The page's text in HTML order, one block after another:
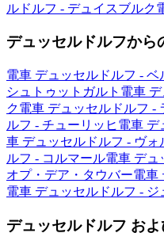
ルドルフ - デュイスブルク
デュッセルドルフから
電車 デュッセルドルフ - ベ
シュトゥットガルト 電車
ク電車 デュッセルドルフ -
ルフ - チューリッヒ 電車 デ
車 デュッセルドルフ - ヴォ
ルフ - コルマール電車 デュ
オプ・デア・タウバー電車
電車 デュッセルドルフ - ジ
デュッセルドルフ お